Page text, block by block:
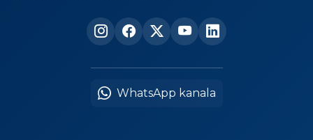
WhatsApp kanala